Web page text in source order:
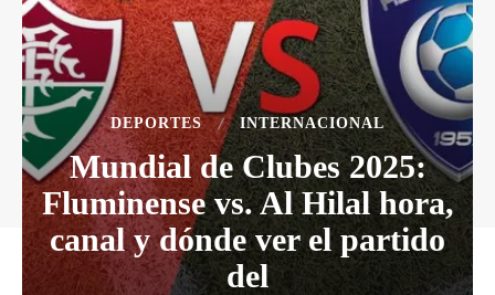
DEPORTES INTERNACIONAL
Mundial de Clubes 2025:
Fluminense vs. Al Hilal hora,
canal y dónde ver el partido
del